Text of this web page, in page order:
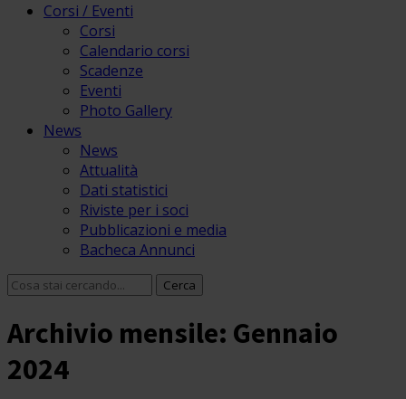
Corsi / Eventi
Corsi
Calendario corsi
Scadenze
Eventi
Photo Gallery
News
News
Attualità
Dati statistici
Riviste per i soci
Pubblicazioni e media
Bacheca Annunci
Archivio mensile: Gennaio
2024